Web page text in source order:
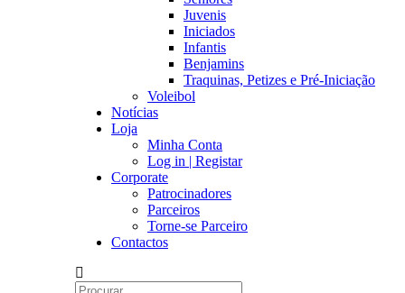
Juvenis
Iniciados
Infantis
Benjamins
Traquinas, Petizes e Pré-Iniciação
Voleibol
Notícias
Loja
Minha Conta
Log in | Registar
Corporate
Patrocinadores
Parceiros
Torne-se Parceiro
Contactos